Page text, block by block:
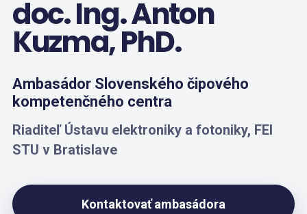
doc. Ing. Anton
Kuzma, PhD.
Ambasádor Slovenského čipového
kompetenčného centra
Riaditeľ Ústavu elektroniky a fotoniky, FEI
STU v Bratislave
Kontaktovať ambasádora